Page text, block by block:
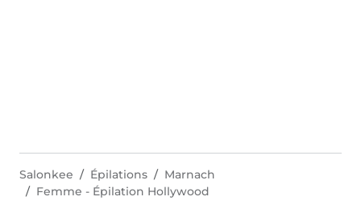
Salonkee Épilations
Marnach
Femme - Épilation Hollywood